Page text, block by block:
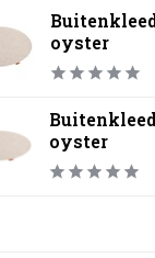
oyster
oyster